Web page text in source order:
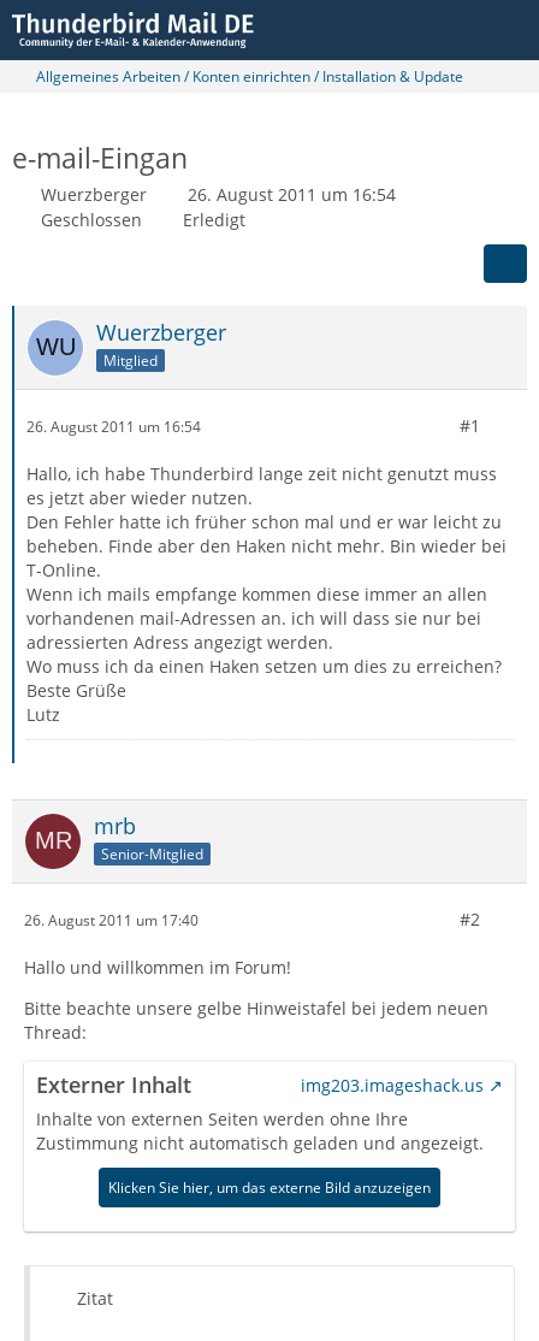
Allgemeines Arbeiten / Konten einrichten / Installation & Update
e-mail-Eingan
Wuerzberger
26. August 2011 um 16:54
Geschlossen
Erledigt
Wuerzberger
Mitglied
26. August 2011 um 16:54 #1
Hallo, ich habe Thunderbird lange zeit nicht genutzt muss
es jetzt aber wieder nutzen.
Den Fehler hatte ich früher schon mal und er war leicht zu
beheben. Finde aber den Haken nicht mehr. Bin wieder bei
T-Online.
Wenn ich mails empfange kommen diese immer an allen
vorhandenen mail-Adressen an. ich will dass sie nur bei
adressierten Adress angezigt werden.
Wo muss ich da einen Haken setzen um dies zu erreichen?
Beste Grüße
Lutz
mrb
Senior-Mitglied
26. August 2011 um 17:40 #2
Hallo und willkommen im Forum!
Bitte beachte unsere gelbe Hinweistafel bei jedem neuen
Thread:
Externer Inhalt
img203.imageshack.us
Inhalte von externen Seiten werden ohne Ihre
Zustimmung nicht automatisch geladen und angezeigt.
Klicken Sie hier, um das externe Bild anzuzeigen
Zitat